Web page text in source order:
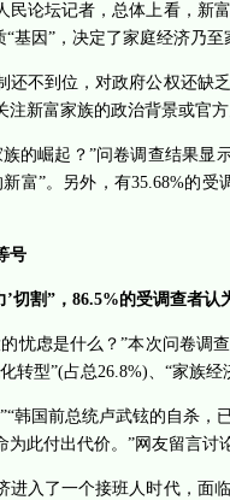
民论坛记者，总体上看，新
因”，决定了家庭经济乃至
还不到位，对政府公权还缺
新富家族的政治背景或官
的崛起？”问卷调查结果显
富”。另外，有35.68%的
号
割”，86.5%的受调查者认
忧虑是什么？”本次问卷调
转型”(占总26.8%)、“家族
韩国前总统卢武铉的自杀
为此付出代价。”网友留言讨
进入了一个接班人时代，面